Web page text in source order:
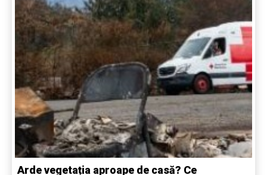
Arde vegetația aproape de casă? Ce